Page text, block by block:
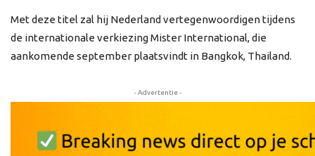
Met deze titel zal hij Nederland vertegenwoordigen tijdens
de internationale verkiezing Mister International, die
aankomende september plaatsvindt in Bangkok, Thailand.
- Advertentie -